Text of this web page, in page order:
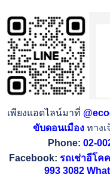
เพียงแอดไลน์มาที่
ขับดอนเมือง ทาง
Phone: 02-
Facebook: รถเช่าอีโค
993 3082